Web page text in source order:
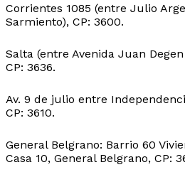
Corrientes 1085 (entre Julio
Sarmiento), CP: 3600.
Salta (entre Avenida Juan
CP: 3636.
Av. 9 de julio entre
CP: 3610.
General Belgrano: Barrio 60
Casa 10, General Belgrano, CP: